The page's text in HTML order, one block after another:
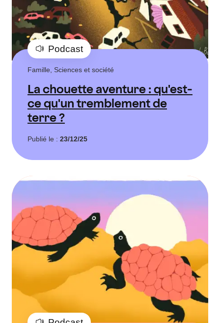
La chouette aventure : qu'est-
ce qu'un tremblement de
terre ?
Famille, Sciences et société
Podcast
Publié le : 23/12/25